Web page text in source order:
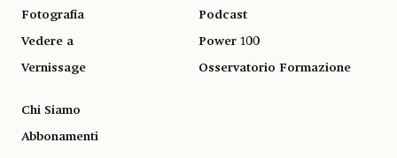
Fotografia
Vedere a
Vernissage
Podcast
Power 100
Osservatorio Formazione
Chi Siamo
Abbonamenti